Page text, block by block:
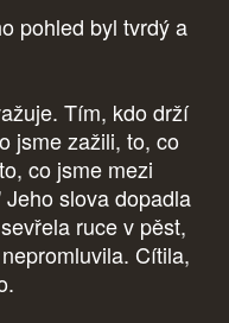
pohled byl tvrdý a
Tím, kdo drží
jsme zažili, to, co
co jsme mezi
slova dopadla
ruce v pěst,
Cítila,